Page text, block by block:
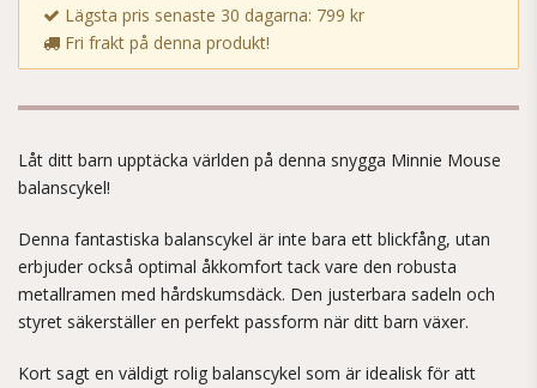
Lägsta pris senaste 30 dagarna: 799 kr
Fri frakt på denna produkt!
Låt ditt barn upptäcka världen på denna snygga Minnie Mouse
balanscykel!
Denna fantastiska balanscykel är inte bara ett blickfång, utan
erbjuder också optimal åkkomfort tack vare den robusta
metallramen med hårdskumsdäck. Den justerbara sadeln och
styret säkerställer en perfekt passform när ditt barn växer.
Kort sagt en väldigt rolig balanscykel som är idealisk för att